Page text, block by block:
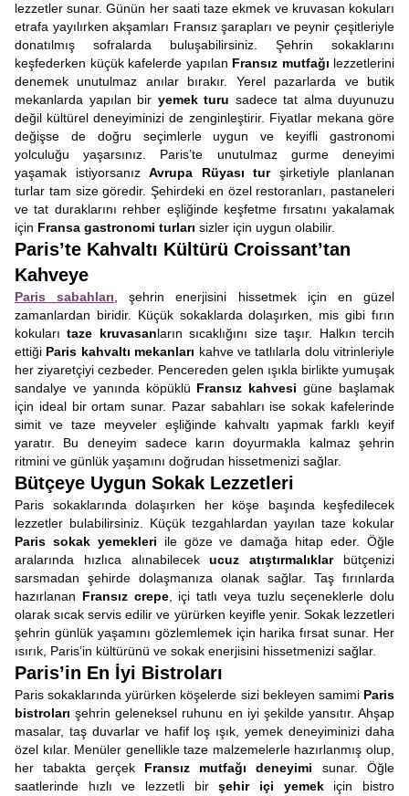
lezzetler sunar. Günün her saati taze ekmek ve kruvasan kokuları
etrafa yayılırken akşamları Fransız şarapları ve peynir çeşitleriyle
donatılmış sofralarda buluşabilirsiniz. Şehrin sokaklarını
keşfederken küçük kafelerde yapılan Fransız mutfağı lezzetlerini
denemek unutulmaz anılar bırakır. Yerel pazarlarda ve butik
mekanlarda yapılan bir yemek turu sadece tat alma duyunuzu
değil kültürel deneyiminizi de zenginleştirir. Fiyatlar mekana göre
değişse de doğru seçimlerle uygun ve keyifli gastronomi
yolculuğu yaşarsınız. Paris’te unutulmaz gurme deneyimi
yaşamak istiyorsanız Avrupa Rüyası turşirketiyle planlanan
turlar tam size göredir. Şehirdeki en özel restoranları, pastaneleri
ve tat duraklarını rehber eşliğinde keşfetme fırsatını yakalamak
için Fransa gastronomi turları sizler için uygun olabilir.
Paris’te Kahvaltı Kültürü Croissant’tan
Kahveye
Paris sabahları , şehrin enerjisini hissetmek için en güzel
zamanlardan biridir. Küçük sokaklarda dolaşırken, mis gibi fırın
kokularıtaze kruvasanların sıcaklığını size taşır. Halkın tercih
ettiği Paris kahvaltı mekanları kahve ve tatlılarla dolu vitrinleriyle
her ziyaretçiyi cezbeder. Pencereden gelen ışıkla birlikte yumuşak
sandalye ve yanında köpüklü Fransız kahvesi güne başlamak
için ideal bir ortam sunar. Pazar sabahları ise sokak kafelerinde
simit ve taze meyveler eşliğinde kahvaltı yapmak farklı keyif
yaratır. Bu deneyim sadece karın doyurmakla kalmaz şehrin
ritmini ve günlük yaşamını doğrudan hissetmenizi sağlar.
Bütçeye Uygun Sokak Lezzetleri
Paris sokaklarında dolaşırken her köşe başında keşfedilecek
lezzetler bulabilirsiniz. Küçük tezgahlardan yayılan taze kokular
Paris sokak yemekleri ile göze ve damağa hitap eder. Öğle
aralarında hızlıca alınabilecekucuz atıştırmalıklarbütçenizi
sarsmadan şehirde dolaşmanıza olanak sağlar. Taş fırınlarda
hazırlanan Fransız crepe, içi tatlı veya tuzlu seçeneklerle dolu
olarak sıcak servis edilir ve yürürken keyifle yenir. Sokak lezzetleri
şehrin günlük yaşamını gözlemlemek için harika fırsat sunar. Her
ısırık, Paris’in kültürünü ve sokak enerjisini hissetmenizi sağlar.
Paris’in En İyi Bistroları
Paris sokaklarında yürürken köşelerde sizi bekleyen samimi Paris
bistroları şehrin geleneksel ruhunu en iyi şekilde yansıtır. Ahşap
masalar, taş duvarlar ve hafif loş ışık, yemek deneyiminizi daha
özel kılar. Menüler genellikle taze malzemelerle hazırlanmış olup,
her tabakta gerçek Fransız mutfağı deneyimi sunar. Öğle
saatlerinde hızlı ve lezzetli birşehir içi yemekiçin bistro